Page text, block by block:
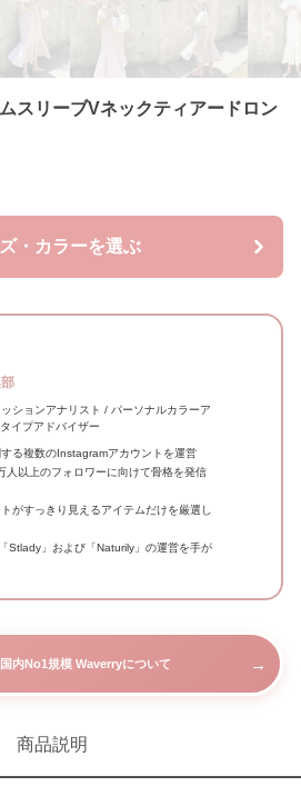
スリーブVネックティアードロン
・カラーを選ぶ
ションアナリスト / パーソナルカラーア
イプアドバイザー
る複数のInstagramアカウントを運営
人以上のフォロワーに向けて骨格を発信
がすっきり見えるアイテムだけを厳選し
「Stlady」および「Naturily」の運営を手が
内No1規模 Waverryについて →
商品説明